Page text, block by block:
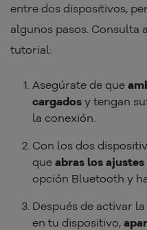
entre dos dispositivos,
algunos pasos. Consulta
tutorial:
Asegúrate de que
cargados y tengan
la conexión.
Con los dos
que abras los ajustes
opción Bluetooth y
Después de activar
en tu dispositivo,